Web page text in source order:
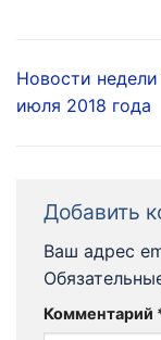
Новости недели
июля 2018 года
Добавить
Ваш адрес
Комментарий